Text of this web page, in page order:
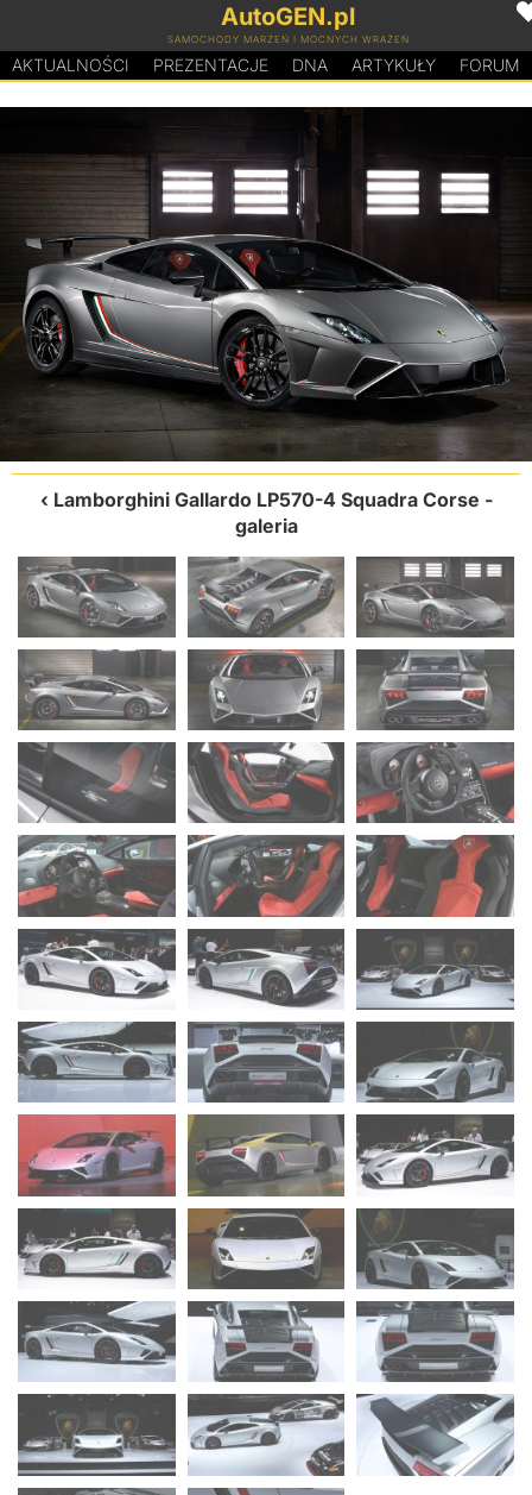
AutoGEN.pl
SAMOCHODY MARZEŃ I MOCNYCH WRAŻEŃ
AKTUALNOŚCI PREZENTACJE DNA ARTYKUŁY FORUM
Lamborghini Gallardo LP570-4 Squadra Corse -
galeria